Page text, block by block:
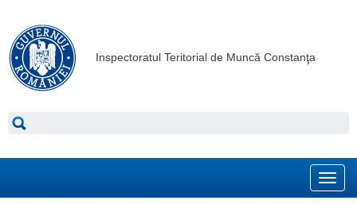
Inspectoratul Teritorial de Muncă Constanţa